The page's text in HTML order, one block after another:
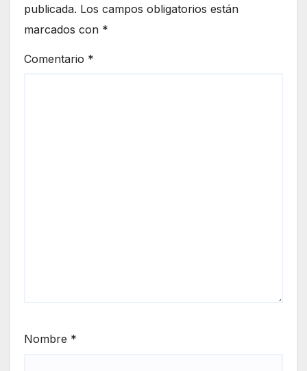
publicada. Los campos obligatorios están
marcados con *
Comentario *
Nombre *